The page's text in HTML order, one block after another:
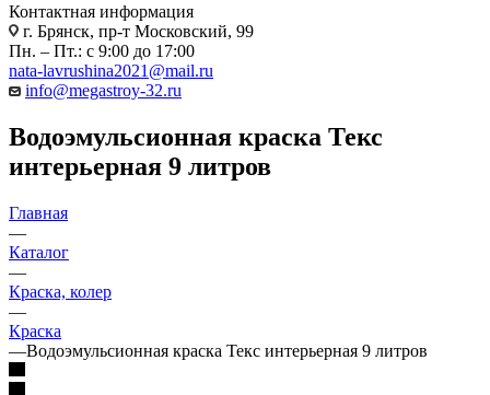
Контактная информация
г. Брянск, пр-т Московский, 99
Пн. – Пт.: с 9:00 до 17:00
nata-lavrushina2021@mail.ru
info@megastroy-32.ru
Водоэмульсионная краска Текс
интерьерная 9 литров
Главная
—
Каталог
—
Краска, колер
—
Краска
—Водоэмульсионная краска Текс интерьерная 9 литров